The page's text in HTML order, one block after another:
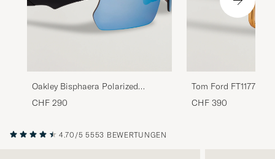
Oakley Bisphaera Polarized
Sunglasses Matte Black
CHF 290
Tom Ford FT1177
Yellow
CHF 390
4.70/5 5553 BEWERTUNGEN